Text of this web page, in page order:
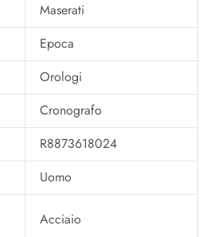
Maserati
Epoca
Orologi
Cronografo
R8873618024
Uomo
Acciaio